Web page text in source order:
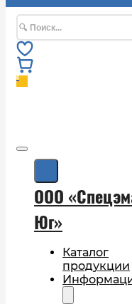
Поиск
0
ООО
Юг»
Каталог
продукции